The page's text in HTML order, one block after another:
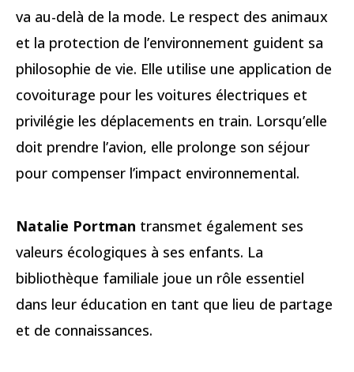
va au-delà de la mode. Le respect des animaux
et la protection de l’environnement guident sa
philosophie de vie. Elle utilise une application de
covoiturage pour les voitures électriques et
privilégie les déplacements en train. Lorsqu’elle
doit prendre l’avion, elle prolonge son séjour
pour compenser l’impact environnemental.
Natalie Portman transmet également ses
valeurs écologiques à ses enfants. La
bibliothèque familiale joue un rôle essentiel
dans leur éducation en tant que lieu de partage
et de connaissances.